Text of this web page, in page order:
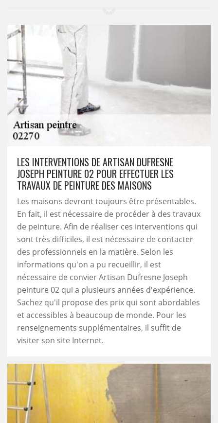
LES INTERVENTIONS DE ARTISAN DUFRESNE
JOSEPH PEINTURE 02 POUR EFFECTUER LES
TRAVAUX DE PEINTURE DES MAISONS
Les maisons devront toujours être présentables.
En fait, il est nécessaire de procéder à des travaux
de peinture. Afin de réaliser ces interventions qui
sont très difficiles, il est nécessaire de contacter
des professionnels en la matière. Selon les
informations qu'on a pu recueillir, il est
nécessaire de convier Artisan Dufresne Joseph
peinture 02 qui a plusieurs années d'expérience.
Sachez qu'il propose des prix qui sont abordables
et accessibles à beaucoup de monde. Pour les
renseignements supplémentaires, il suffit de
visiter son site Internet.